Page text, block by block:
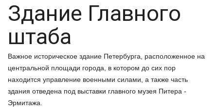
Здание Главного
штаба
Важное историческое здание Петербурга, расположенное на
центральной площади города, в котором до сих пор
находится управление военными силами, а также часть
здания отведена под выставки главного музея Питера -
Эрмитажа.